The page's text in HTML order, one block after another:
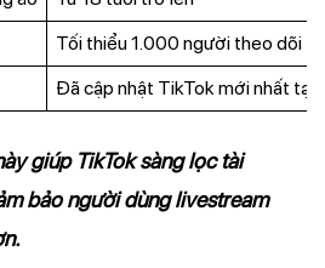
Tối thiểu 1.000 người theo dõi
Đã cập nhật TikTok mới nhất tại
giúp TikTok sàng lọc tài
bảo người dùng livestream